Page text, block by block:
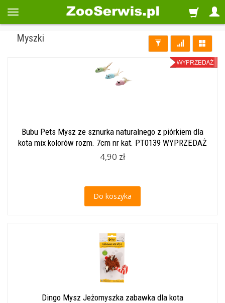
Myszki
Bubu Pets Mysz ze sznurka naturalnego z piórkiem dla
kota mix kolorów rozm. 7cm nr kat. PT0139 WYPRZEDAŻ
4,90 zł
Do koszyka
Dingo Mysz Jeżomyszka zabawka dla kota